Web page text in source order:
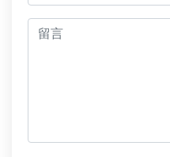
留言